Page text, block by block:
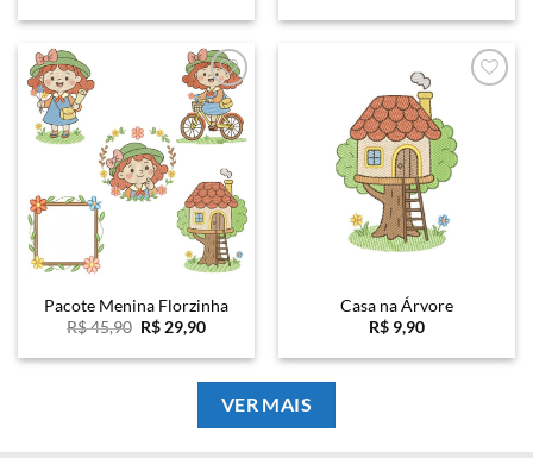
Favoritar
Pacote Menina Florzinha
R$45,90 O
original
R$ 45,90.
R$ 29,90O
atual
R$ 29,90.
Casa na Árvore
R$ 9,90
VER MAIS